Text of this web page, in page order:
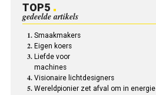
TOP5
gedeelde artikels
Smaakmakers
Eigen koers
Liefde voor
machines
Visionaire lichtdesigners
Wereldpionier zet afval om in energie